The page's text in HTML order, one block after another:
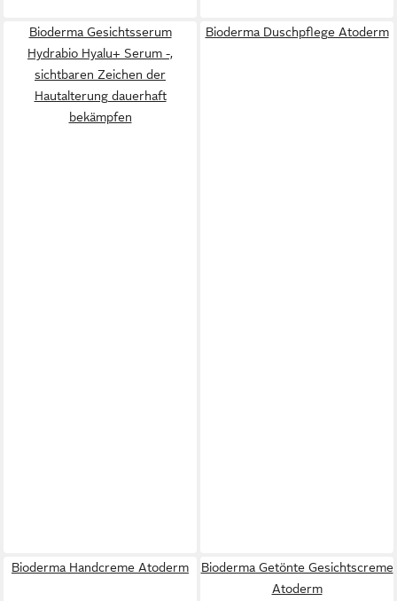
Bioderma Gesichtsserum
Hydrabio Hyalu+ Serum -,
sichtbaren Zeichen der
Hautalterung dauerhaft
bekämpfen
Bioderma Duschpflege Atoderm
Bioderma Handcreme Atoderm
Bioderma Getönte Gesichtscreme
Atoderm